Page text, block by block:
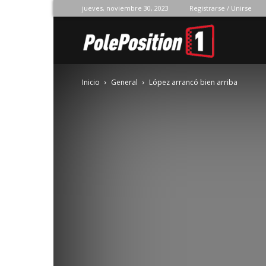
jueves, noviembre 30, 2023 Registrarse / Unirse
Position
Inicio General López arrancó bien arriba